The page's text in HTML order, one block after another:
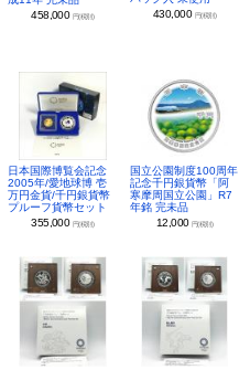
458,000 円(税別)
430,000 円(税別)
日本国際博覧会記念
2005年/愛地球博 壱
万円金貨/千円銀貨幣
プルーフ貨幣セット
355,000 円(税別)
国立公園制度100周年
記念千円銀貨幣「阿
寒摩周国立公園」R7
年銘 完未品
12,000 円(税別)